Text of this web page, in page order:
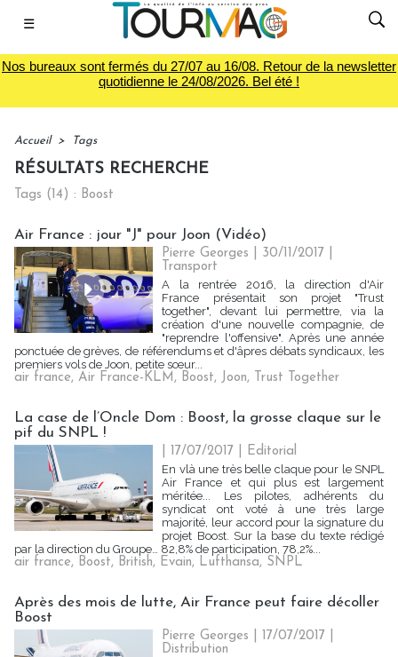
☰
Nos bureaux sont fermés du 27/07 au 16/08. Retour de la newsletter
quotidienne le 24/08/2026. Bel été !
Accueil > Tags
RÉSULTATS RECHERCHE
Tags (14) : Boost
Air France : jour "J" pour Joon (Vidéo)
Pierre Georges | 30/11/2017
Transport
A la rentrée 2016, la direction d'Air
France présentait son projet "Trust
together", devant lui permettre, via la
création d'une nouvelle compagnie, de
"reprendre l'offensive". Après une année
ponctuée de grèves, de référendums et d'âpres débats syndicaux, les
premiers vols de Joon, petite sœur...
air france, Air France-KLM, Boost, Joon, Trust Together
La case de l’Oncle Dom : Boost, la grosse claque sur le
pif du SNPL !
| 17/07/2017
Editorial
En vlà une très belle claque pour le SNPL
Air France et qui plus est largement
méritée... Les pilotes, adhérents du
syndicat ont voté à une très large
majorité, leur accord pour la signature du
projet Boost. Sur la base du texte rédigé
par la direction du Groupe… 82,8% de participation, 78,2%...
air france, Boost, British, Evain, Lufthansa, SNPL
Après des mois de lutte, Air France peut faire décoller
Boost
Pierre Georges | 17/07/2017
Distribution